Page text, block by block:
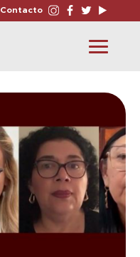
Contacto
Toggle
navigation